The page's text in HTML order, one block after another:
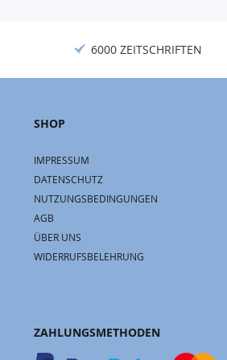
6000 ZEITSCHRIFTEN
SHOP
IMPRESSUM
DATENSCHUTZ
NUTZUNGSBEDINGUNGEN
AGB
ÜBER UNS
WIDERRUFSBELEHRUNG
ZAHLUNGSMETHODEN